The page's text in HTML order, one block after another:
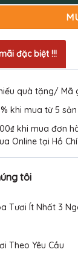
đặc biệt !!!
quà tặng/ Mã
khi mua từ 5
khi mua đơn
Online tại Hồ Chí
tôi
Tươi Ít Nhất 3
Theo Yêu Cầu